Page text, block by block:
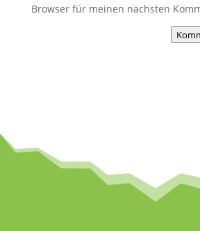
Browser für meinen nächsten